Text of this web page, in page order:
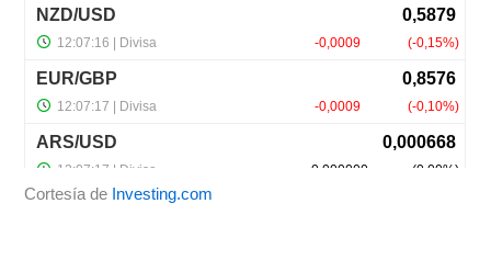
Cortesía de Investing.com